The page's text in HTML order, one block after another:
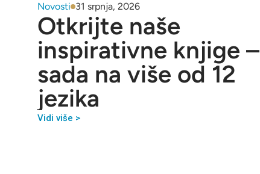
Novosti 31 srpnja, 2026
Otkrijte naše
inspirativne knjige –
sada na više od 12
jezika
Vidi više >